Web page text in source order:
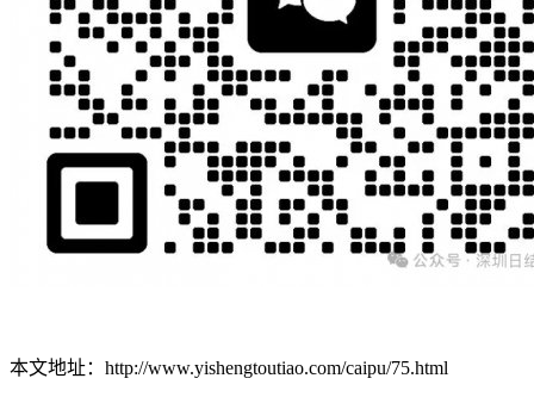
本文地址：http://www.yishengtoutiao.com/caipu/75.html